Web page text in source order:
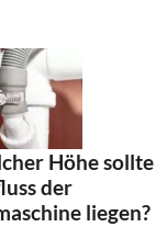
Höhe sollte
der
liegen?